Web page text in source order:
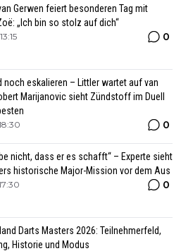
Gerwen feiert besonderen Tag mit
„Ich bin so stolz auf dich“
0
noch eskalieren – Littler wartet auf van
Marijanovic sieht Zündstoff im Duell
0
nicht, dass er es schafft“ – Experte sieht
historische Major-Mission vor dem Aus
0
Darts Masters 2026: Teilnehmerfeld,
Historie und Modus